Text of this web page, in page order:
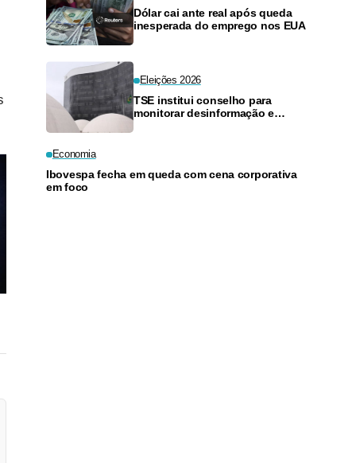
Dólar cai ante real após queda
inesperada do emprego nos EUA
Eleições 2026
TSE institui conselho para
monitorar desinformação e
Economia
Ibovespa fecha em queda com cena corporativa
em foco